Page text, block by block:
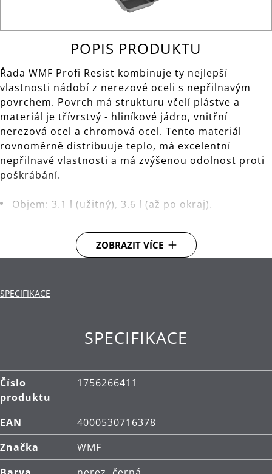
POPIS PRODUKTU
Řada WMF Profi Resist kombinuje ty nejlepší
vlastnosti nádobí z nerezové oceli s nepřilnavým
povrchem. Povrch má strukturu včelí plástve a
materiál je třívrstvý - hliníkové jádro, vnitřní
nerezová ocel a chromová ocel. Tento materiál
rovnoměrně distribuuje teplo, má excelentní
nepřilnavé vlastnosti a má zvýšenou odolnost proti
poškrábání.
Objem: 3.1 l (užitný), 3.6 l (až po okraj).
strukturou z nerezové oceli ve tvaru včelí plástve.
ZOBRAZIT VÍCE
SPECIFIKACE
SPECIFIKACE
Číslo
produktu
1756266411
EAN
4000530716378
Značka
WMF